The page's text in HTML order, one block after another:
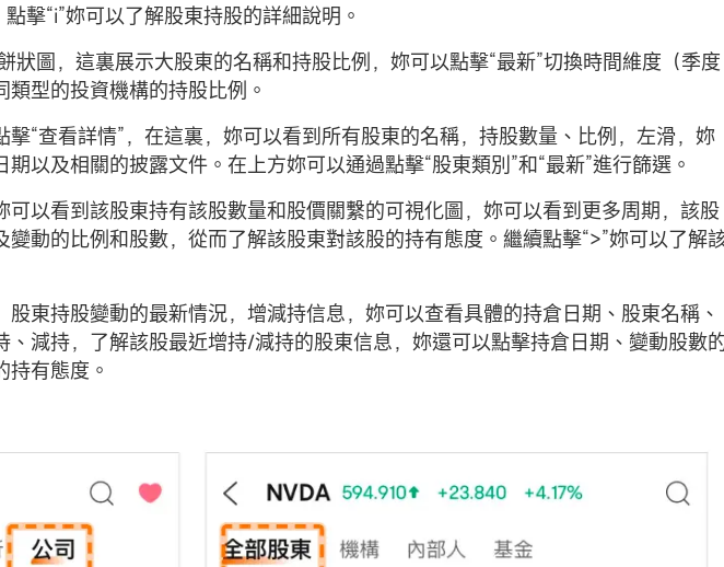
擊“i”妳可以了解股東持股的詳細說明。
狀圖，這裏展示大股東的名稱和持股比例，妳可以點擊“最新”切換時間維度（季度
型的投資機構的持股比例。
“查看詳情”，在這裏，妳可以看到所有股東的名稱，持股數量、比例，左滑，妳
以及相關的披露文件。在上方妳可以通過點擊“股東類別”和“最新”進行篩選。
以看到該股東持有該股數量和股價關繫的可視化圖，妳可以看到更多周期，該股
動的比例和股數，從而了解該股東對該股的持有態度。繼續點擊“>”妳可以了解
東持股變動的最新情況，增減持信息，妳可以查看具體的持倉日期、股東名稱、
減持，了解該股最近增持/減持的股東信息，妳還可以點擊持倉日期、變動股數
有態度。